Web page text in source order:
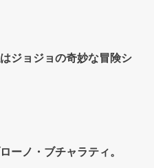
ジョジョの奇妙な冒険シ
ーノ・ブチャラティ。